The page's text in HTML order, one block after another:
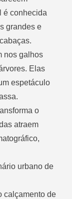
é conhecida
grandes e
nos galhos
Elas
espetáculo
o
atraem
urbano de
calçamento de